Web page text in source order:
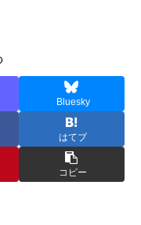
Bluesky
はてブ
コピー